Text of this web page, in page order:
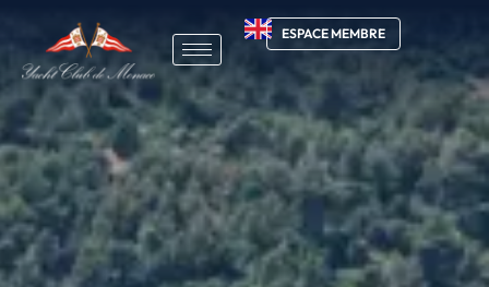
ESPACE MEMBRE